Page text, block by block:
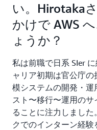
い。Hirotaka
かけで AWS
ょうか？
私は前職で日系 SIer
ャリア初期は官公庁
模システムの開発・
スト〜移行〜運用の
ることに注力しまし
クでのインターン経